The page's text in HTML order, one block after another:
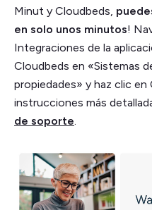
Minut y Cloudbeds,
en solo unos minutos!
Integraciones de la
Cloudbeds en «Sistemas
propiedades» y haz clic
instrucciones más
de soporte